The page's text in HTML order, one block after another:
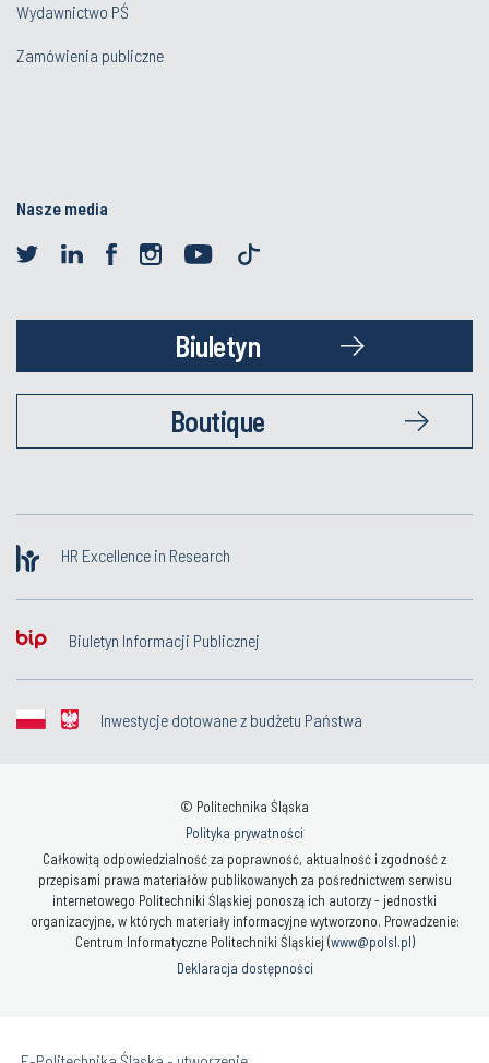
Wydawnictwo PŚ
Zamówienia publiczne
Nasze media
Biuletyn
Boutique
HR Excellence in Research
Biuletyn Informacji Publicznej
Inwestycje dotowane z budżetu Państwa
© Politechnika Śląska
Polityka prywatności
Całkowitą odpowiedzialność za poprawność, aktualność i zgodność z
przepisami prawa materiałów publikowanych za pośrednictwem serwisu
internetowego Politechniki Śląskiej ponoszą ich autorzy - jednostki
organizacyjne, w których materiały informacyjne wytworzono. Prowadzenie:
Centrum Informatyczne Politechniki Śląskiej (www@polsl.pl)
Deklaracja dostępności